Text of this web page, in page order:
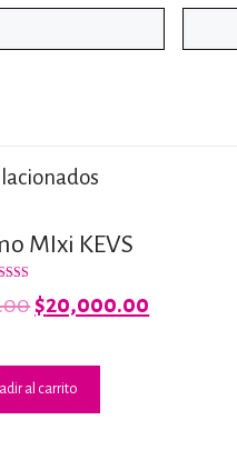
MIxi KEVS
Valorado
con
El
era:
$22,000.00.
$20,000.00
al carrito